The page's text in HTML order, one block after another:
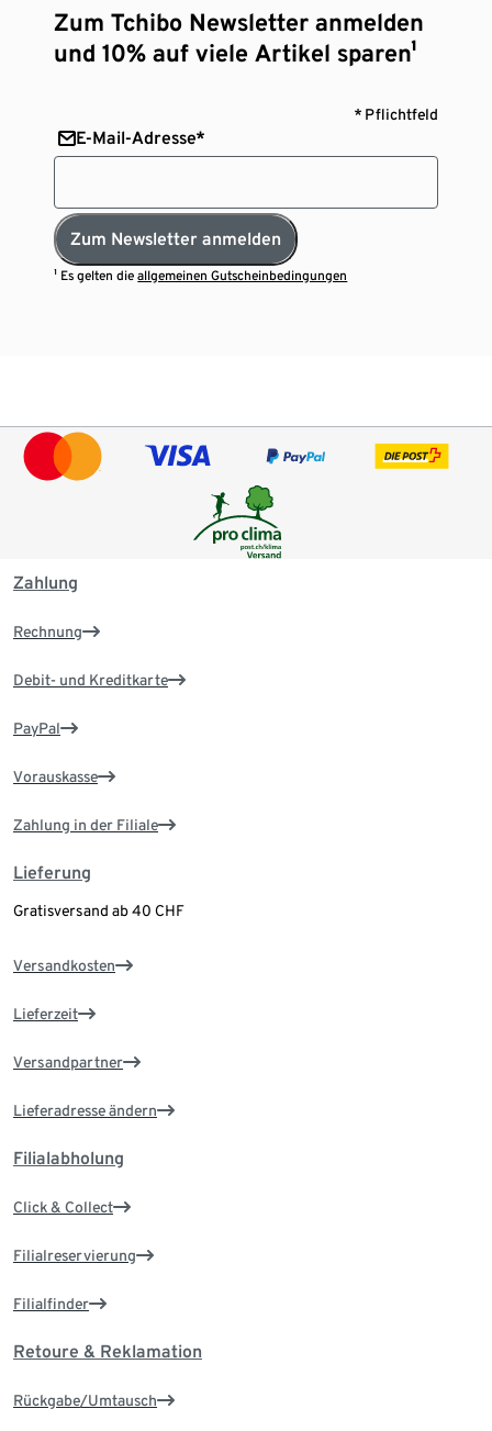
Zum Tchibo Newsletter anmelden
und 10% auf viele Artikel sparen¹
* Pflichtfeld
E-Mail-Adresse*
Zum Newsletter anmelden
¹ Es gelten dieallgemeinen Gutscheinbedingungen
Zahlung
Rechnung
Debit- und Kreditkarte
PayPal
Vorauskasse
Zahlung in der Filiale
Lieferung
Gratisversand ab 40 CHF
Versandkosten
Lieferzeit
Versandpartner
Lieferadresse ändern
Filialabholung
Click & Collect
Filialreservierung
Filialfinder
Retoure & Reklamation
Rückgabe/Umtausch